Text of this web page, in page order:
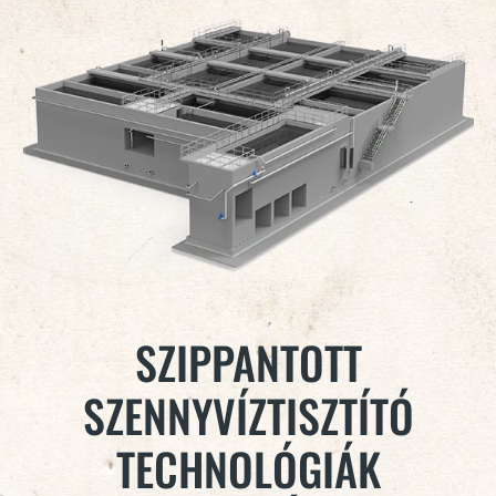
SZIPPANTOTT
SZENNYVÍZTISZTÍTÓ
TECHNOLÓGIÁK